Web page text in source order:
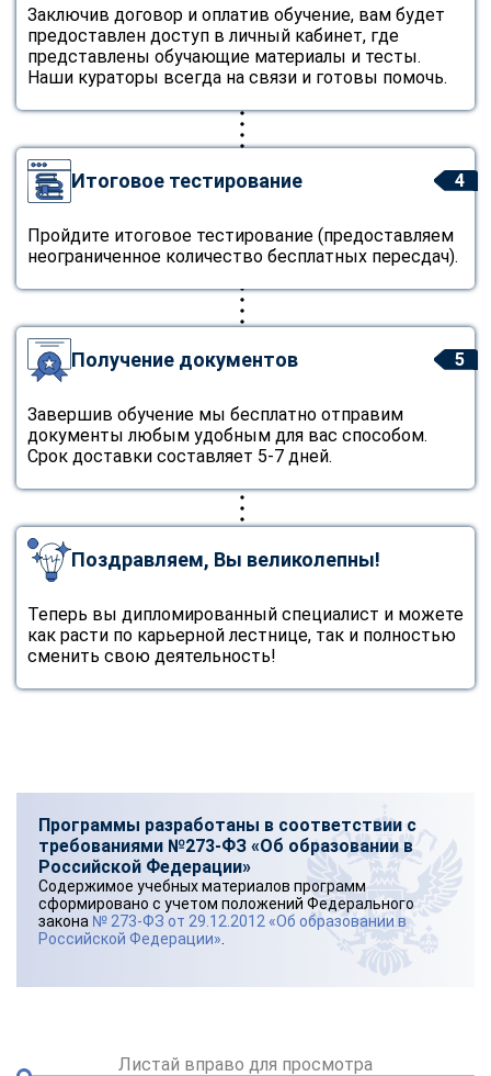
Заключив договор и оплатив обучение, вам будет
предоставлен доступ в личный кабинет, где
представлены обучающие материалы и тесты.
Наши кураторы всегда на связи и готовы помочь.
4
Итоговое тестирование
Пройдите итоговое тестирование (предоставляем
неограниченное количество бесплатных пересдач).
5
Получение документов
Завершив обучение мы бесплатно отправим
документы любым удобным для вас способом.
Срок доставки составляет 5-7 дней.
Поздравляем, Вы великолепны!
Теперь вы дипломированный специалист и можете
как расти по карьерной лестнице, так и полностью
сменить свою деятельность!
Программы разработаны в соответствии с
требованиями №273-ФЗ «Об образовании в
Российской Федерации»
Содержимое учебных материалов программ
сформировано с учетом положений Федерального
закона № 273-ФЗ от 29.12.2012 «Об образовании в
Российской Федерации»
Листай вправо для просмотра